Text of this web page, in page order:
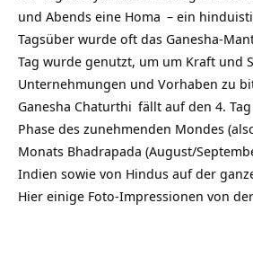
und Abends eine Homa – ein
Tagsüber wurde oft das Ganesha-
Tag wurde genutzt, um um Kraft und
Unternehmungen und Vorhaben zu
Ganesha Chaturthi fällt auf den 4.
Phase des zunehmenden Mondes
Monats Bhadrapada (August/
Indien sowie von Hindus auf der
Hier einige Foto-Impressionen von